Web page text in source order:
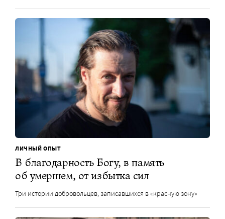
ЛИЧНЫЙ ОПЫТ
В благодарность Богу, в память
об умершем, от избытка сил
Три истории добровольцев, записавшихся в «красную зону»